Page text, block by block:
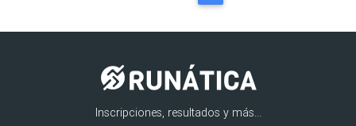
Inscripciones, resultados y más...